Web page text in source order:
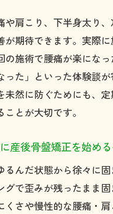
や肩こり、下半身太り
が期待できます。実際
の施術で腰痛が楽にな
った」といった体験談
未然に防ぐためにも、
とが大切です。
産後骨盤矯正を始め
るんだ状態から徐々に
グで歪みが残ったまま固
くさや慢性的な腰痛・